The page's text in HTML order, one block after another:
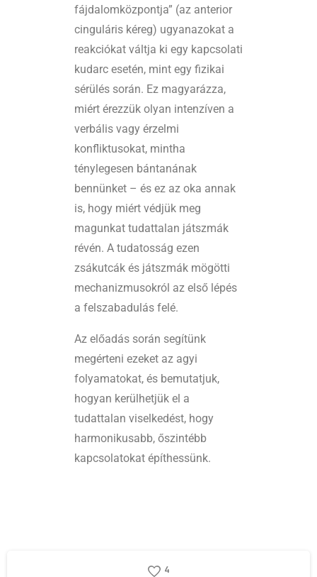
fájdalomközpontja” (az anterior
cinguláris kéreg) ugyanazokat a
reakciókat váltja ki egy kapcsolati
kudarc esetén, mint egy fizikai
sérülés során. Ez magyarázza,
miért érezzük olyan intenzíven a
verbális vagy érzelmi
konfliktusokat, mintha
ténylegesen bántanának
bennünket – és ez az oka annak
is, hogy miért védjük meg
magunkat tudattalan játszmák
révén. A tudatosság ezen
zsákutcák és játszmák mögötti
mechanizmusokról az első lépés
a felszabadulás felé.
Az előadás során segítünk
megérteni ezeket az agyi
folyamatokat, és bemutatjuk,
hogyan kerülhetjük el a
tudattalan viselkedést, hogy
harmonikusabb, őszintébb
kapcsolatokat építhessünk.
4